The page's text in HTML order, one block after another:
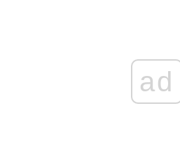
ad